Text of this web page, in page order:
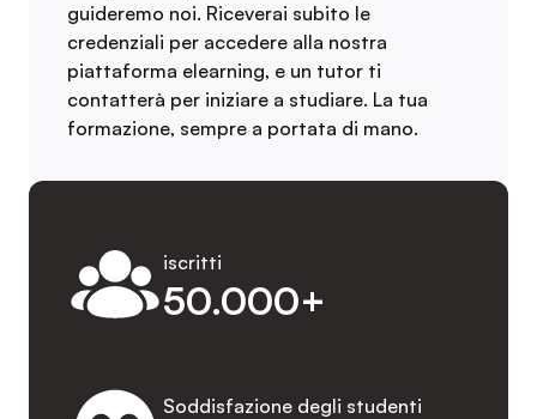
guideremo noi. Riceverai subito le
credenziali per accedere alla nostra
piattaforma elearning, e un tutor ti
contatterà per iniziare a studiare. La tua
formazione, sempre a portata di mano.
50.000+
iscritti
Soddisfazione degli studenti